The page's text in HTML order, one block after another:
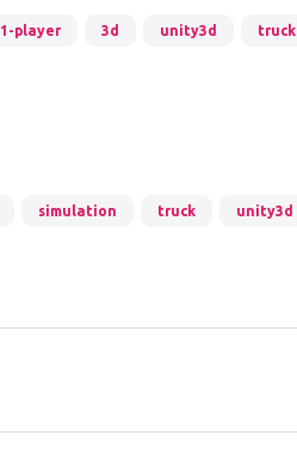
1-player 3d unity3d truck
simulation truck unity3d